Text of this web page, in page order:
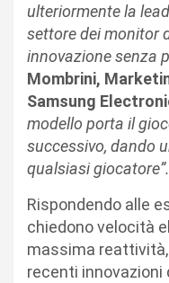
ulteriormente la
settore dei monitor
innovazione senza
Mombrini,
Samsung
modello porta il
successivo, dando
qualsiasi giocatore”.
Rispondendo alle
chiedono velocità
massima
recenti innovazioni